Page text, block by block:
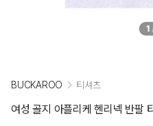
1
BUCKAROO 티셔츠
여성 골지 아플리케 헨리넥 반